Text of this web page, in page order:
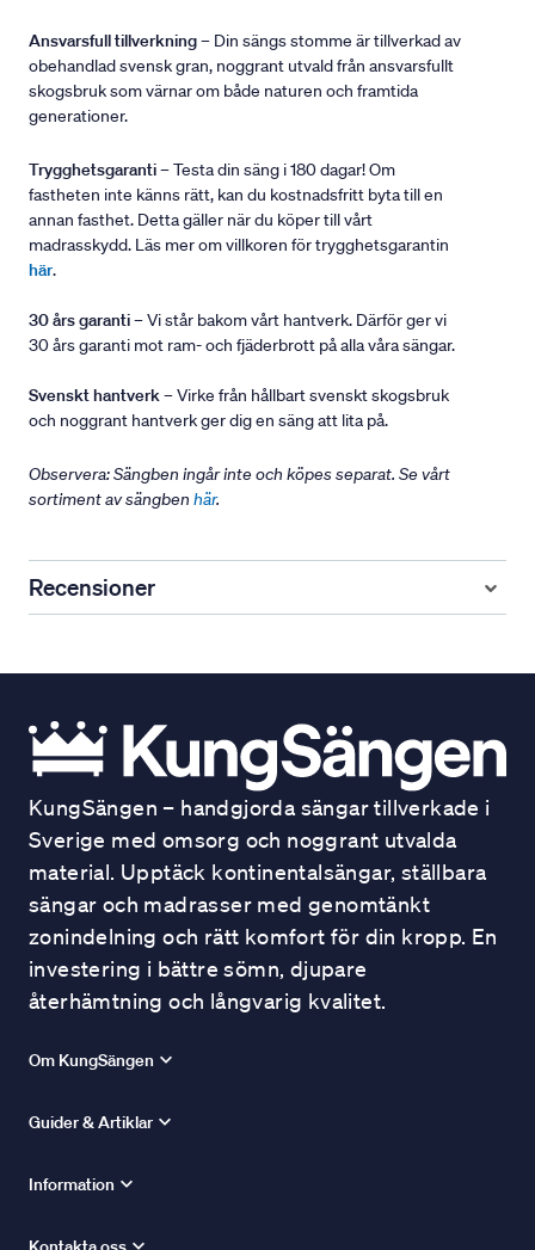
Ansvarsfull tillverkning– Din sängs stomme är tillverkad av
obehandlad svensk gran, noggrant utvald från ansvarsfullt
skogsbruk som värnar om både naturen och framtida
generationer.
Trygghetsgaranti– Testa din säng i 180 dagar! Om
fastheten inte känns rätt, kan du kostnadsfritt byta till en
annan fasthet. Detta gäller när du köper till vårt
madrasskydd. Läs mer om villkoren för trygghetsgarantin
här.
30 års garanti– Vi står bakom vårt hantverk. Därför ger vi
30 års garanti mot ram- och fjäderbrott på alla våra sängar.
Svenskt hantverk– Virke från hållbart svenskt skogsbruk
och noggrant hantverk ger dig en säng att lita på.
Observera: Sängben ingår inte och köpes separat. Se vårt
sortiment av sängben här.
Recensioner
KungSängen – handgjorda sängar tillverkade i
Sverige med omsorg och noggrant utvalda
material. Upptäck kontinentalsängar, ställbara
sängar och madrasser med genomtänkt
zonindelning och rätt komfort för din kropp. En
investering i bättre sömn, djupare
återhämtning och långvarig kvalitet.
Om KungSängen
Guider & Artiklar
Information